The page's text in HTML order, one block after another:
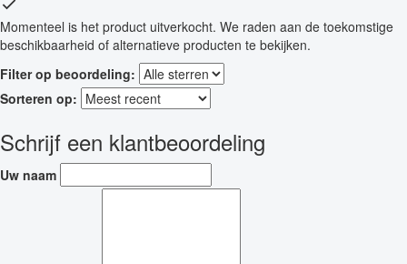
Momenteel is het product uitverkocht. We raden aan de toekomstige
beschikbaarheid of alternatieve producten te bekijken.
Filter op beoordeling:
Sorteren op:
Schrijf een klantbeoordeling
Uw naam